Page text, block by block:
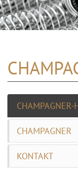
CHAMPAGNER-
CHAMPAGNER
KONTAKT